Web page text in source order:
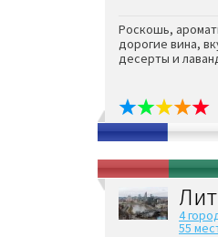
Роскошь,
дорогие вина,
десерты и
4
55